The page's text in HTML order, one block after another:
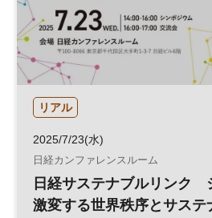
リアル
2025/7/23(水)
日経カンファレンスルーム
日経サステナブルリンク
激変する世界秩序とサステ